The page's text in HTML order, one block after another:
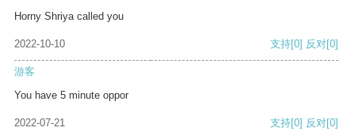
Horny Shriya called you
2022-10-10 支持[0] 反对[0]
游客
You have 5 minute oppor
2022-07-21 支持[0] 反对[0]